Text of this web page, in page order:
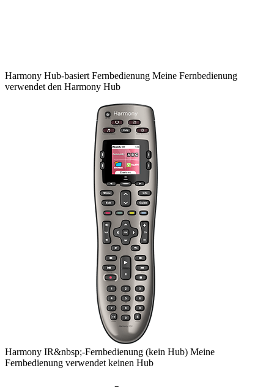
Harmony Hub-basiert Fernbedienung Meine Fernbedienung
verwendet den Harmony Hub
Harmony IR&nbsp;-Fernbedienung (kein Hub) Meine
Fernbedienung verwendet keinen Hub